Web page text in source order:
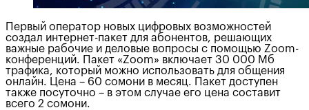
Первый оператор новых цифровых возможностей
создал интернет-пакет для абонентов, решающих
важные рабочие и деловые вопросы с помощью Zoom-
конференций. Пакет «Zoom» включает 30 000 Мб
трафика, который можно использовать для общения
онлайн. Цена – 60 сомони в месяц. Пакет доступен
также посуточно – в этом случае его цена составит
всего 2 сомони.